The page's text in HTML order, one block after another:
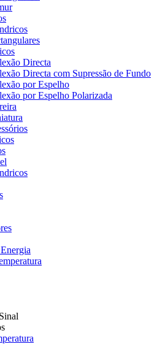
Directa
Directa com Supressão de Fundo
por Espelho
por Espelho Polarizada